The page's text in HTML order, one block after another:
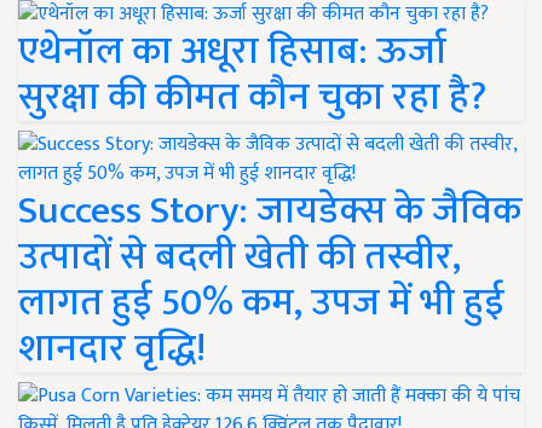
एथेनॉल का अधूरा हिसाब: ऊर्जा
सुरक्षा की कीमत कौन चुका रहा है?
Success Story: जायडेक्स के जैविक
उत्पादों से बदली खेती की तस्वीर,
लागत हुई 50% कम, उपज में भी हुई
शानदार वृद्धि!